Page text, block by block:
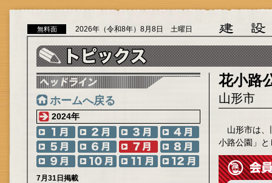
無料面 2026年（令和8年）8月8日 土曜日
ホームへ戻る
2024年
7月31日掲載
花小路
山形市
山形市は、
小路公園」